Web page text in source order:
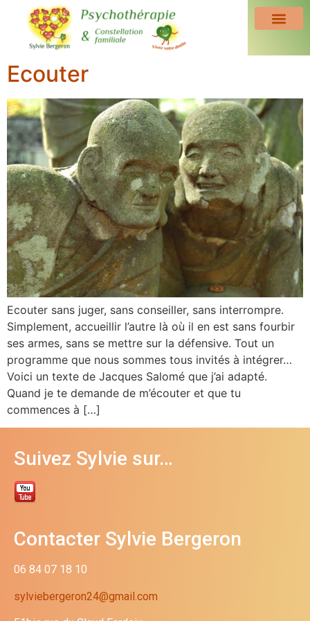
Ecouter
Ecouter sans juger, sans conseiller, sans interrompre.
Simplement, accueillir l’autre là où il en est sans fourbir
ses armes, sans se mettre sur la défensive. Tout un
programme que nous sommes tous invités à intégrer…
Voici un texte de Jacques Salomé que j’ai adapté.
Quand je te demande de m’écouter et que tu
commences à […]
Suivez Sylvie sur…
Contacter Sylvie Bergeron
06 84 07 18 10
sylviebergeron24@gmail.com